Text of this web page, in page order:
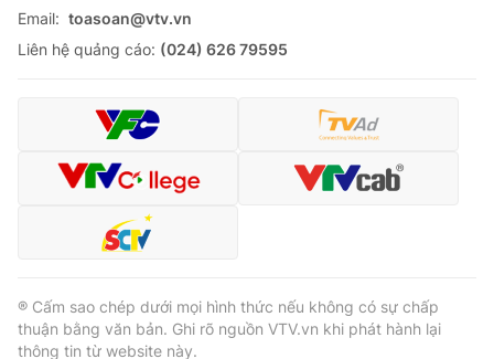
Email: toasoan@vtv.vn
Liên hệ quảng cáo: (024) 626 79595
® Cấm sao chép dưới mọi hình thức nếu không có sự chấp
thuận bằng văn bản. Ghi rõ nguồn VTV.vn khi phát hành lại
thông tin từ website này.